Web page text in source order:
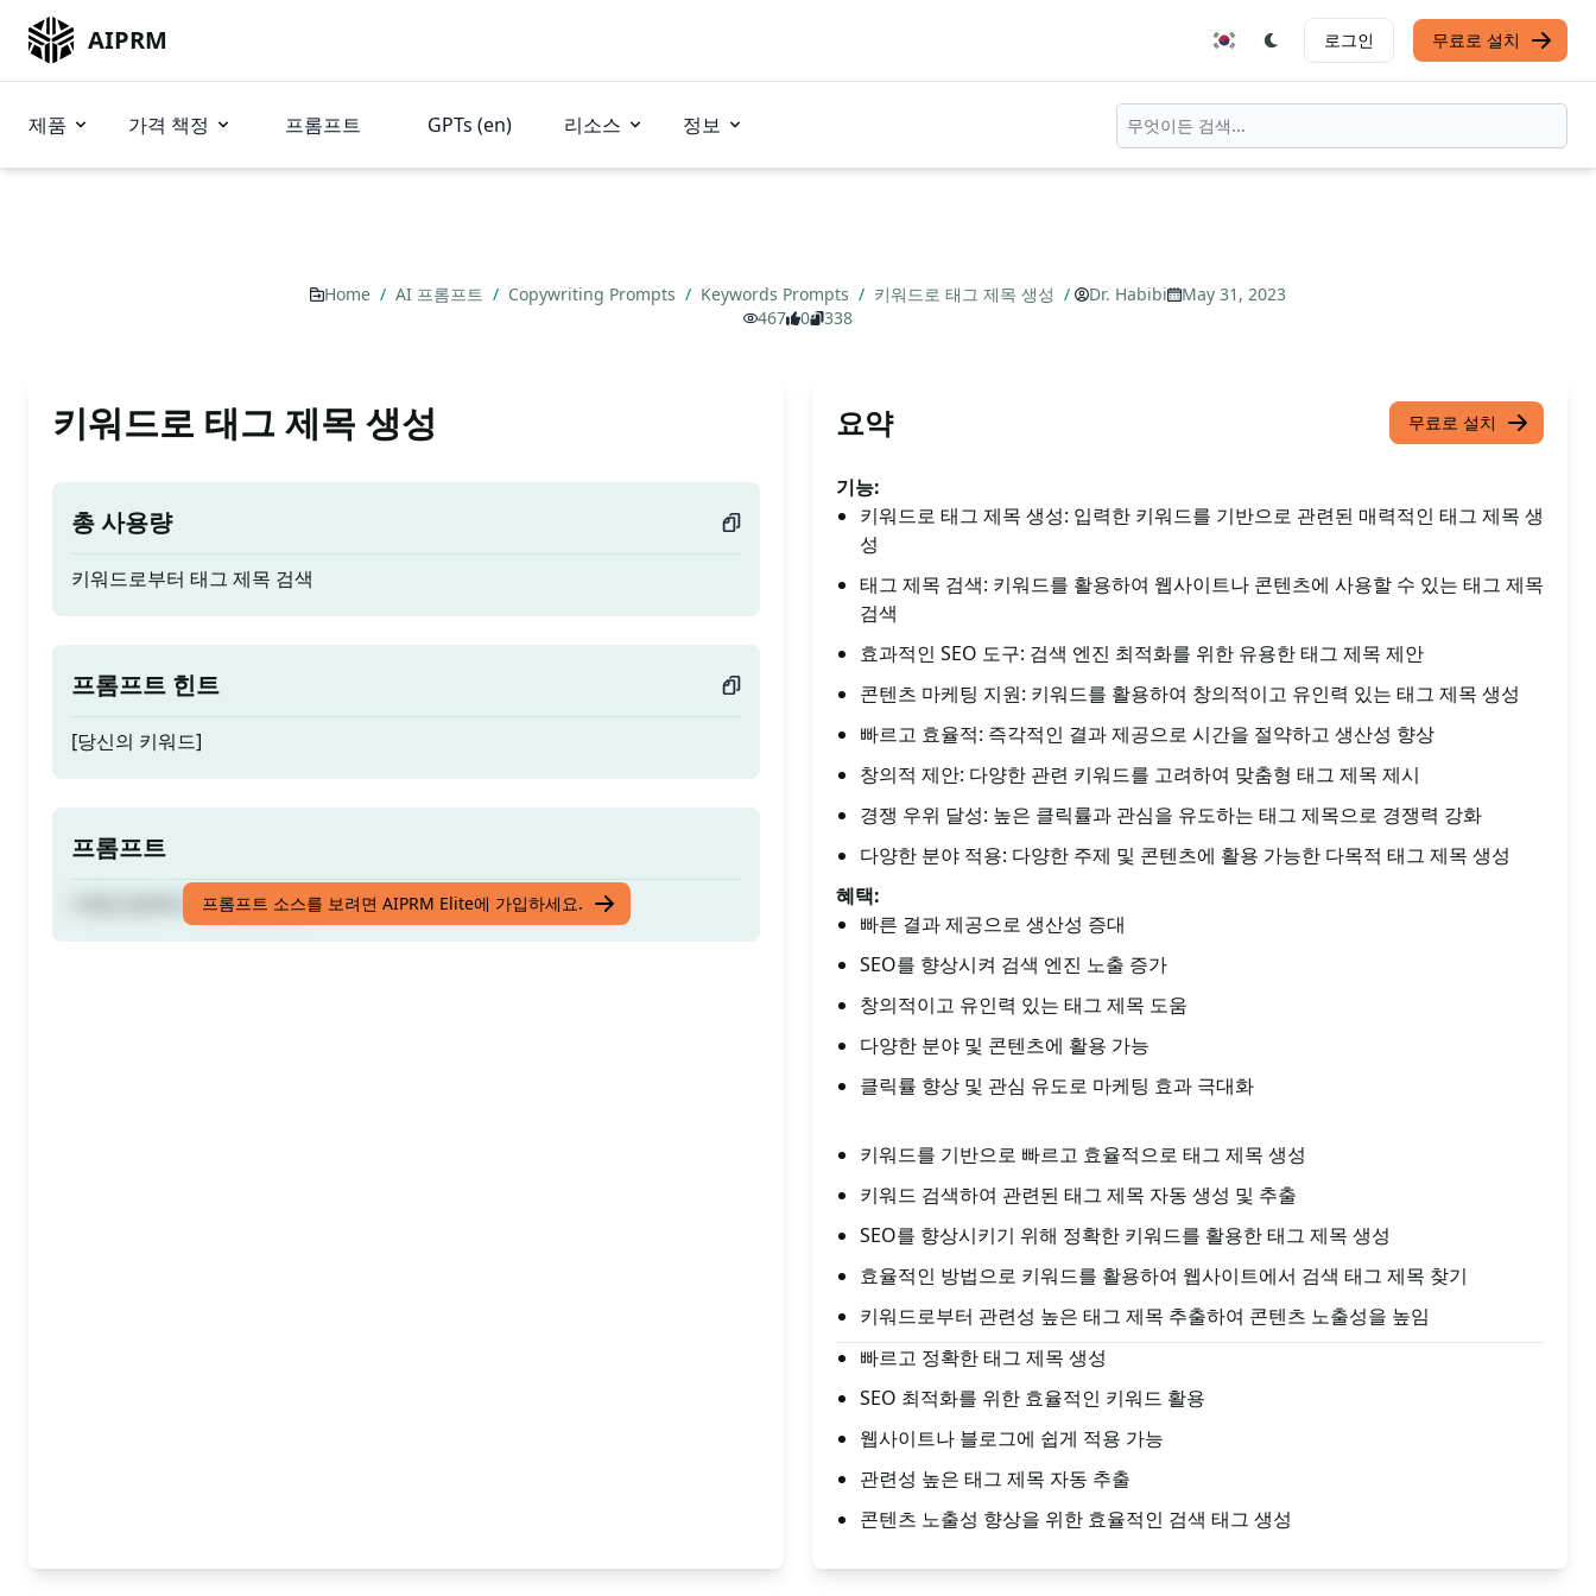
AIPRM 로그인 무료로 설치
제품 가격 책정 프롬프트 GPTs (en) 리소스 정보
Home / AI 프롬프트 / Copywriting Prompts / Keywords Prompts / 키워드로 태그 제목 생성 / Dr. Habibi
May 31, 2023
467
0 338
키워드로 태그 제목 생성
총 사용량
키워드로부터 태그 제목 검색
프롬프트 힌트
[당신의 키워드]
프롬프트
키워드로부터 태그 제목 검색프롬프트 소스를 보려면 AIPRM Elite에 가입하세요.
요약 무료로 설치
기능:
키워드로 태그 제목 생성: 입력한 키워드를 기반으로 관련된 매력적인 태그 제목 생
성
태그 제목 검색: 키워드를 활용하여 웹사이트나 콘텐츠에 사용할 수 있는 태그 제목
검색
효과적인 SEO 도구: 검색 엔진 최적화를 위한 유용한 태그 제목 제안
콘텐츠 마케팅 지원: 키워드를 활용하여 창의적이고 유인력 있는 태그 제목 생성
빠르고 효율적: 즉각적인 결과 제공으로 시간을 절약하고 생산성 향상
창의적 제안: 다양한 관련 키워드를 고려하여 맞춤형 태그 제목 제시
경쟁 우위 달성: 높은 클릭률과 관심을 유도하는 태그 제목으로 경쟁력 강화
다양한 분야 적용: 다양한 주제 및 콘텐츠에 활용 가능한 다목적 태그 제목 생성
혜택:
빠른 결과 제공으로 생산성 증대
SEO를 향상시켜 검색 엔진 노출 증가
창의적이고 유인력 있는 태그 제목 도움
다양한 분야 및 콘텐츠에 활용 가능
클릭률 향상 및 관심 유도로 마케팅 효과 극대화
키워드를 기반으로 빠르고 효율적으로 태그 제목 생성
키워드 검색하여 관련된 태그 제목 자동 생성 및 추출
SEO를 향상시키기 위해 정확한 키워드를 활용한 태그 제목 생성
효율적인 방법으로 키워드를 활용하여 웹사이트에서 검색 태그 제목 찾기
키워드로부터 관련성 높은 태그 제목 추출하여 콘텐츠 노출성을 높임
빠르고 정확한 태그 제목 생성
SEO 최적화를 위한 효율적인 키워드 활용
웹사이트나 블로그에 쉽게 적용 가능
관련성 높은 태그 제목 자동 추출
콘텐츠 노출성 향상을 위한 효율적인 검색 태그 생성